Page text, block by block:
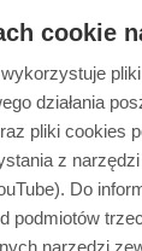
cookie
działania
pliki cookies
z
Do
podmiotów
narzędzi